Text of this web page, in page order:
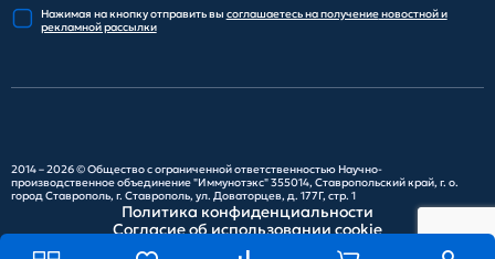
Нажимая на кнопку отправитьвы соглашаетесь на получениеновостной и
рекламной рассылки
2014 – 2026 ©Общество с ограниченной ответственностью Научно-
производственное объединение "Иммунотэкс"355014, Ставропольский край, г. о.
город Ставрополь, г. Ставрополь, ул. Доваторцев, д. 177Г, стр. 1
Политика конфиденциальности
Согласие об использовании cookie
Карта сайта